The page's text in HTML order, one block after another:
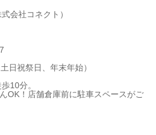
会社コネクト）
日祝祭日、年末年始）
10分。
OK！店舗倉庫前に駐車スペースがご